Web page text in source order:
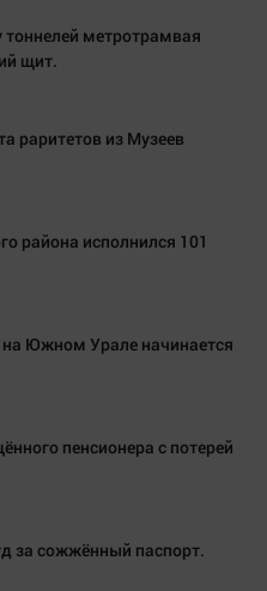
тоннелей метротрамвая
щит.
раритетов из Музеев
района исполнился 101
на Южном Урале начинается
пенсионера с потерей
за сожжённый паспорт.